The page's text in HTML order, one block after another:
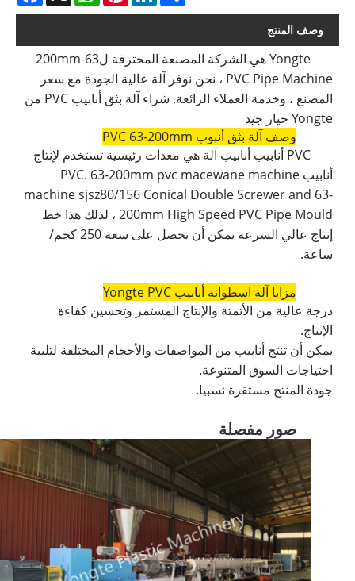
وصف المنتج
Yongte هي الشركة المصنعة المحترفة ل
63-200mm
PVC Pipe Machine ، نحن نوفر آلة عالية الجودة مع سعر
المصنع ، وخدمة العملاء الرائعة. شراء آلة بثق أنابيب PVC من
Yongte خيار جيد
وصف آلة بثق أنبوب PVC 63-200mm
PVC أنابيب أنابيب آلة هي معدات رئيسية تستخدم لإنتاج
أنابيب PVC. 63-200mm pvc macewane machine
machine sjsz80/156 Conical Double Screwer and 63-
200mm High Speed ​​PVC Pipe Mould ، لذلك هذا خط
إنتاج عالي السرعة يمكن أن يحصل على سعة 250 كجم/
ساعة.
مزايا آلة اسطوانة أنابيب Yongte PVC
درجة عالية من الأتمتة والإنتاج المستمر وتحسين كفاءة
الإنتاج.
يمكن أن تنتج أنابيب من المواصفات والأحجام المختلفة لتلبية
احتياجات السوق المتنوعة.
جودة المنتج مستقرة نسبيا.
صور مفصلة